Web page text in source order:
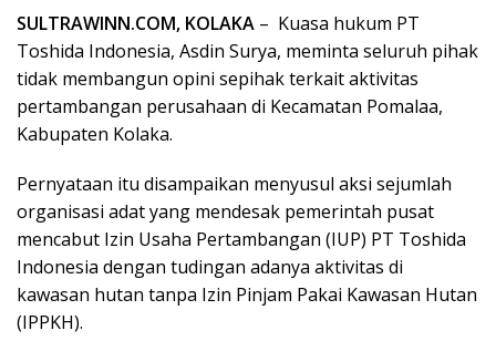
SULTRAWINN.COM, KOLAKA – Kuasa hukum PT
Toshida Indonesia, Asdin Surya, meminta seluruh pihak
tidak membangun opini sepihak terkait aktivitas
pertambangan perusahaan di Kecamatan Pomalaa,
Kabupaten Kolaka.
Pernyataan itu disampaikan menyusul aksi sejumlah
organisasi adat yang mendesak pemerintah pusat
mencabut Izin Usaha Pertambangan (IUP) PT Toshida
Indonesia dengan tudingan adanya aktivitas di
kawasan hutan tanpa Izin Pinjam Pakai Kawasan Hutan
(IPPKH).